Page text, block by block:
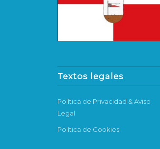
Textos legales
Política de Privacidad & Aviso
Legal
Política de Cookies